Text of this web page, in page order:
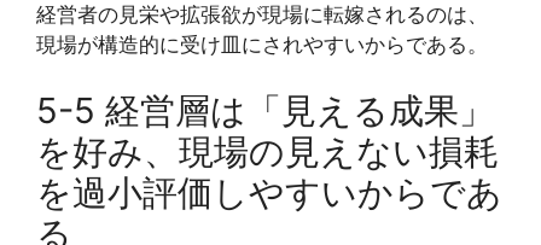
経営者の見栄や拡張欲が現場に転嫁されるのは、
現場が構造的に受け皿にされやすいからである。
5-5 経営層は「見える成果」
を好み、現場の見えない損耗
を過小評価しやすいからであ
る